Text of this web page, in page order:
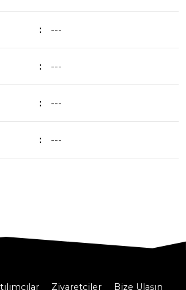
: ---
: ---
: ---
: ---
Ziyaretçiler Bize Ulaşın